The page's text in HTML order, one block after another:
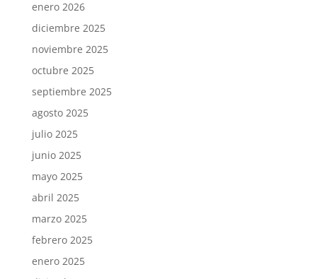
enero 2026
diciembre 2025
noviembre 2025
octubre 2025
septiembre 2025
agosto 2025
julio 2025
junio 2025
mayo 2025
abril 2025
marzo 2025
febrero 2025
enero 2025